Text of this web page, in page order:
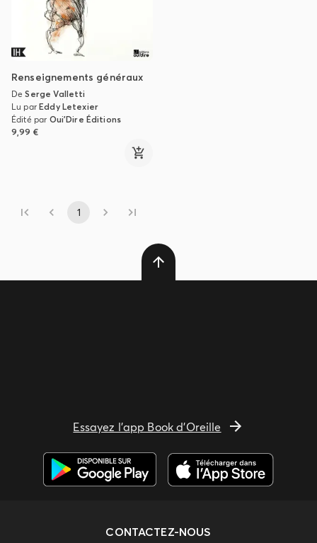
Renseignements généraux
DeSerge Valletti
Lu parEddy Letexier
Édité par Oui'Dire Éditions
9,99 €
1
Essayez l'app Book d'Oreille
CONTACTEZ-NOUS